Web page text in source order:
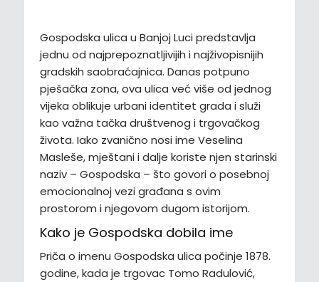
Gospodska ulica u Banjoj Luci predstavlja
jednu od najprepoznatljivijih i najživopisnijih
gradskih saobraćajnica. Danas potpuno
pješačka zona, ova ulica već više od jednog
vijeka oblikuje urbani identitet grada i služi
kao važna tačka društvenog i trgovačkog
života. Iako zvanično nosi ime Veselina
Masleše, mještani i dalje koriste njen starinski
naziv – Gospodska – što govori o posebnoj
emocionalnoj vezi građana s ovim
prostorom i njegovom dugom istorijom.
Kako je Gospodska dobila ime
Priča o imenu Gospodska ulica počinje 1878.
godine, kada je trgovac Tomo Radulović,